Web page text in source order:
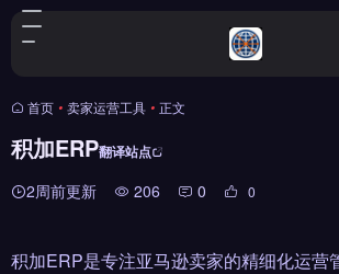
首页 • 卖家运营工具 • 正文
积加ERP翻译站点
2周前更新 206 0 0
积加ERP是专注亚马逊卖家的精细化运营